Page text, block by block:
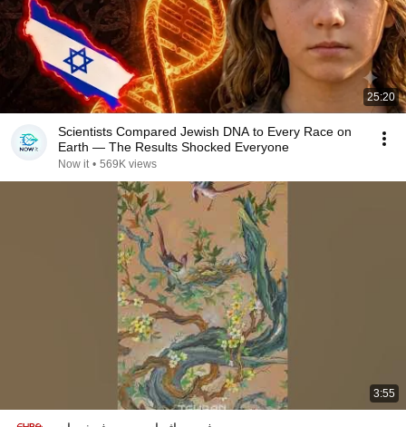
25:20
Scientists Compared Jewish DNA to Every Race on
Earth — The Results Shocked Everyone
Now it • 569K views
3:55